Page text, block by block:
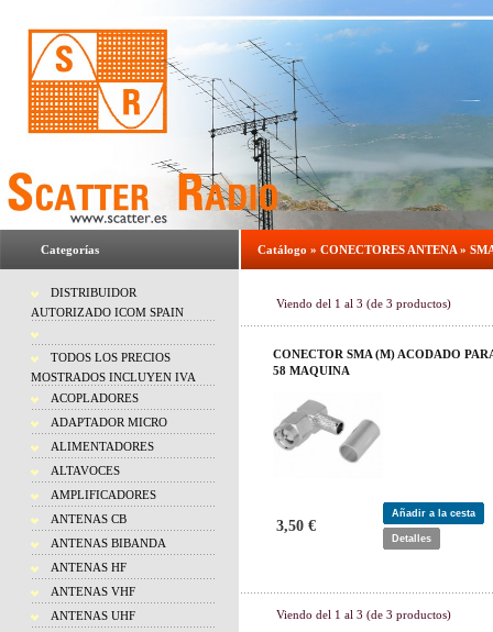
Categorías
DISTRIBUIDOR
AUTORIZADO ICOM SPAIN
TODOS LOS PRECIOS
MOSTRADOS INCLUYEN IVA
ACOPLADORES
ADAPTADOR MICRO
ALIMENTADORES
ALTAVOCES
AMPLIFICADORES
ANTENAS CB
ANTENAS BIBANDA
ANTENAS HF
ANTENAS VHF
ANTENAS UHF
Catálogo » CONECTORES ANTENA »
Viendo del 1 al 3 (de 3 productos)
CONECTOR SMA (M) ACODADO
58 MAQUINA
3,50 €
Añadir a la cesta
Detalles
Viendo del 1 al 3 (de 3 productos)